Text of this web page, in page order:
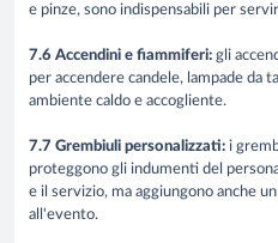
e pinze, sono indispensabili per
7.6 Accendini e fiammiferi: gli
per accendere candele, lampade da
ambiente caldo e accogliente.
7.7 Grembiuli personalizzati: i
proteggono gli indumenti del
e il servizio, ma aggiungono anche
all'evento.